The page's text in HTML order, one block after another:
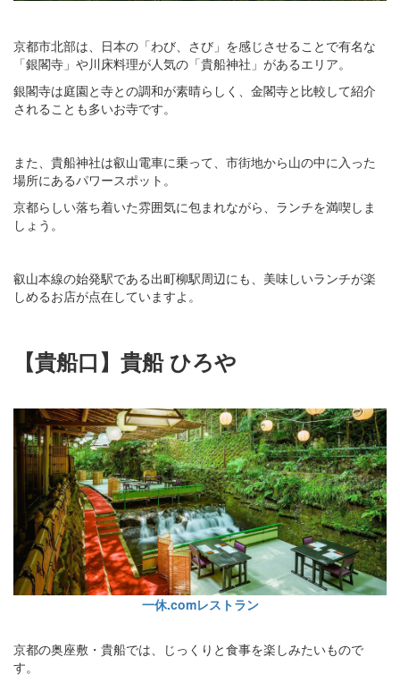
京都市北部は、日本の「わび、さび」を感じさせることで有名な
「銀閣寺」や川床料理が人気の「貴船神社」があるエリア。
銀閣寺は庭園と寺との調和が素晴らしく、金閣寺と比較して紹介
されることも多いお寺です。
また、貴船神社は叡山電車に乗って、市街地から山の中に入った
場所にあるパワースポット。
京都らしい落ち着いた雰囲気に包まれながら、ランチを満喫しま
しょう。
叡山本線の始発駅である出町柳駅周辺にも、美味しいランチが楽
しめるお店が点在していますよ。
【貴船口】貴船 ひろや
一休.comレストラン
京都の奥座敷・貴船では、じっくりと食事を楽しみたいもので
す。